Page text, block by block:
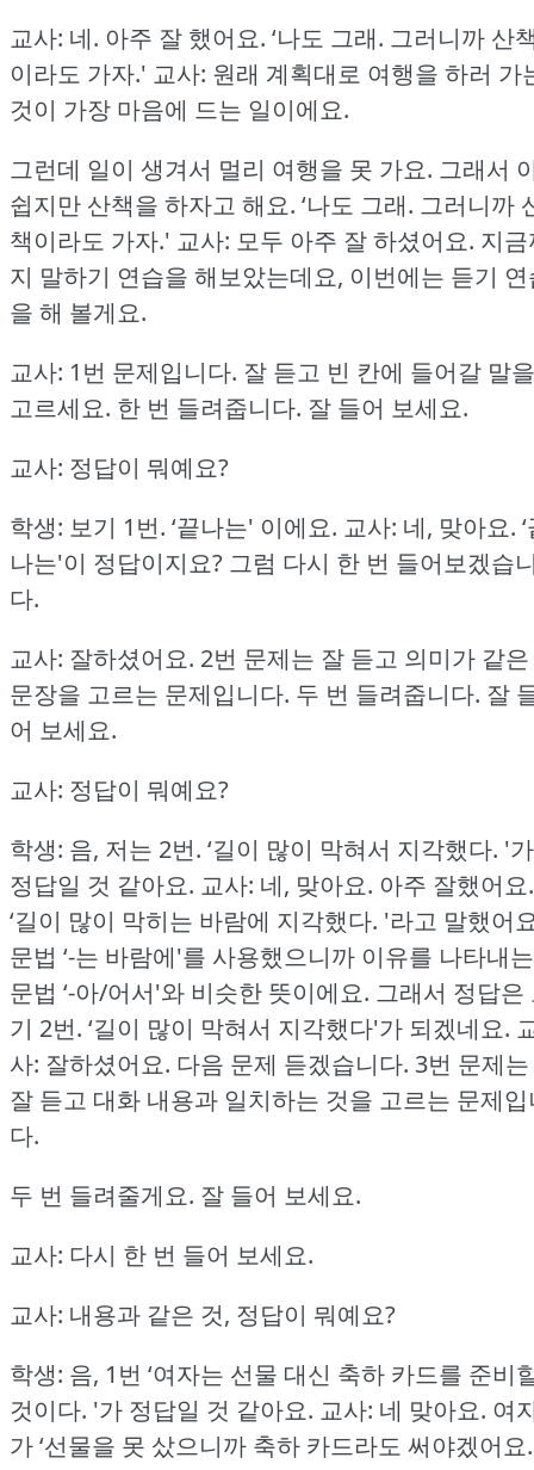
교사: 네. 아주 잘 했어요. ‘나도 그래. 그러니까 산
이라도 가자.' 교사: 원래 계획대로 여행을 하러 가
것이 가장 마음에 드는 일이에요.
그런데 일이 생겨서 멀리 여행을 못 가요. 그래서
쉽지만 산책을 하자고 해요. ‘나도 그래. 그러니까
책이라도 가자.' 교사: 모두 아주 잘 하셨어요. 지
지 말하기 연습을 해보았는데요, 이번에는 듣기
을 해 볼게요.
교사: 1번 문제입니다. 잘 듣고 빈 칸에 들어갈 말을
고르세요. 한 번 들려줍니다. 잘 들어 보세요.
교사: 정답이 뭐예요?
학생: 보기 1번. ‘끝나는' 이에요. 교사: 네, 맞아요.
나는'이 정답이지요? 그럼 다시 한 번 들어보겠습
다.
교사: 잘하셨어요. 2번 문제는 잘 듣고 의미가 같은
문장을 고르는 문제입니다. 두 번 들려줍니다. 잘
어 보세요.
교사: 정답이 뭐예요?
학생: 음, 저는 2번. ‘길이 많이 막혀서 지각했다. '가
정답일 것 같아요. 교사: 네, 맞아요. 아주 잘했어요.
‘길이 많이 막히는 바람에 지각했다. '라고 말했어
문법 ‘-는 바람에'를 사용했으니까 이유를 나타내는
문법 ‘-아/어서'와 비슷한 뜻이에요. 그래서 정답은
기 2번. ‘길이 많이 막혀서 지각했다'가 되겠네요.
사: 잘하셨어요. 다음 문제 듣겠습니다. 3번 문제는
잘 듣고 대화 내용과 일치하는 것을 고르는 문제
다.
두 번 들려줄게요. 잘 들어 보세요.
교사: 다시 한 번 들어 보세요.
교사: 내용과 같은 것, 정답이 뭐예요?
학생: 음, 1번 ‘여자는 선물 대신 축하 카드를 준비
것이다. '가 정답일 것 같아요. 교사: 네 맞아요. 여
가 ‘선물을 못 샀으니까 축하 카드라도 써야겠어요.